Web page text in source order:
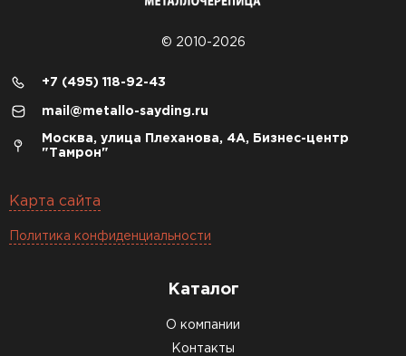
© 2010-2026
+7 (495) 118-92-43
mail@metallo-sayding.ru
Москва, улица Плеханова, 4А, Бизнес-центр
"Тамрон"
Карта сайта
Политика конфиденциальности
Каталог
О компании
Контакты